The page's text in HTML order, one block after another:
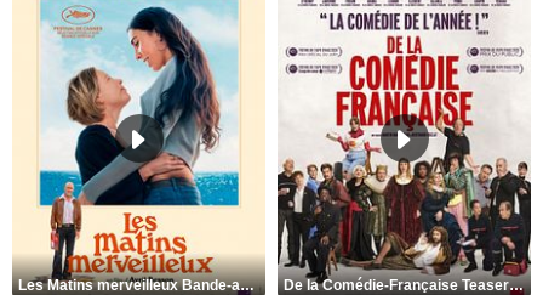
Les Matins merveilleux Bande-annonce VF De la Comédie-Française Teaser VF